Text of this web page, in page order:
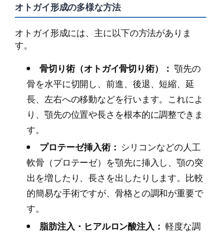
オトガイ形成の多様な方法
オトガイ形成には、主に以下の方法がありま
す。
骨切り術（オトガイ骨切り術）： 顎先の
骨を水平に切開し、前進、後退、短縮、延
長、左右への移動などを行います。これによ
り、顎先の位置や長さを根本的に調整できま
す。
プロテーゼ挿入術： シリコンなどの人工
軟骨（プロテーゼ）を顎先に挿入し、顎の突
出を増したり、長さを出したりします。比較
的簡易な手術ですが、骨格との調和が重要で
す。
脂肪注入・ヒアルロン酸注入： 軽度な調